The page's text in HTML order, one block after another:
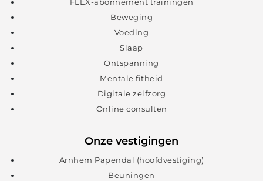
Beweging
Voeding
Slaap
Ontspanning
Mentale fitheid
Digitale zelfzorg
Online consulten
Onze vestigingen
Arnhem Papendal (hoofdvestiging)
Beuningen